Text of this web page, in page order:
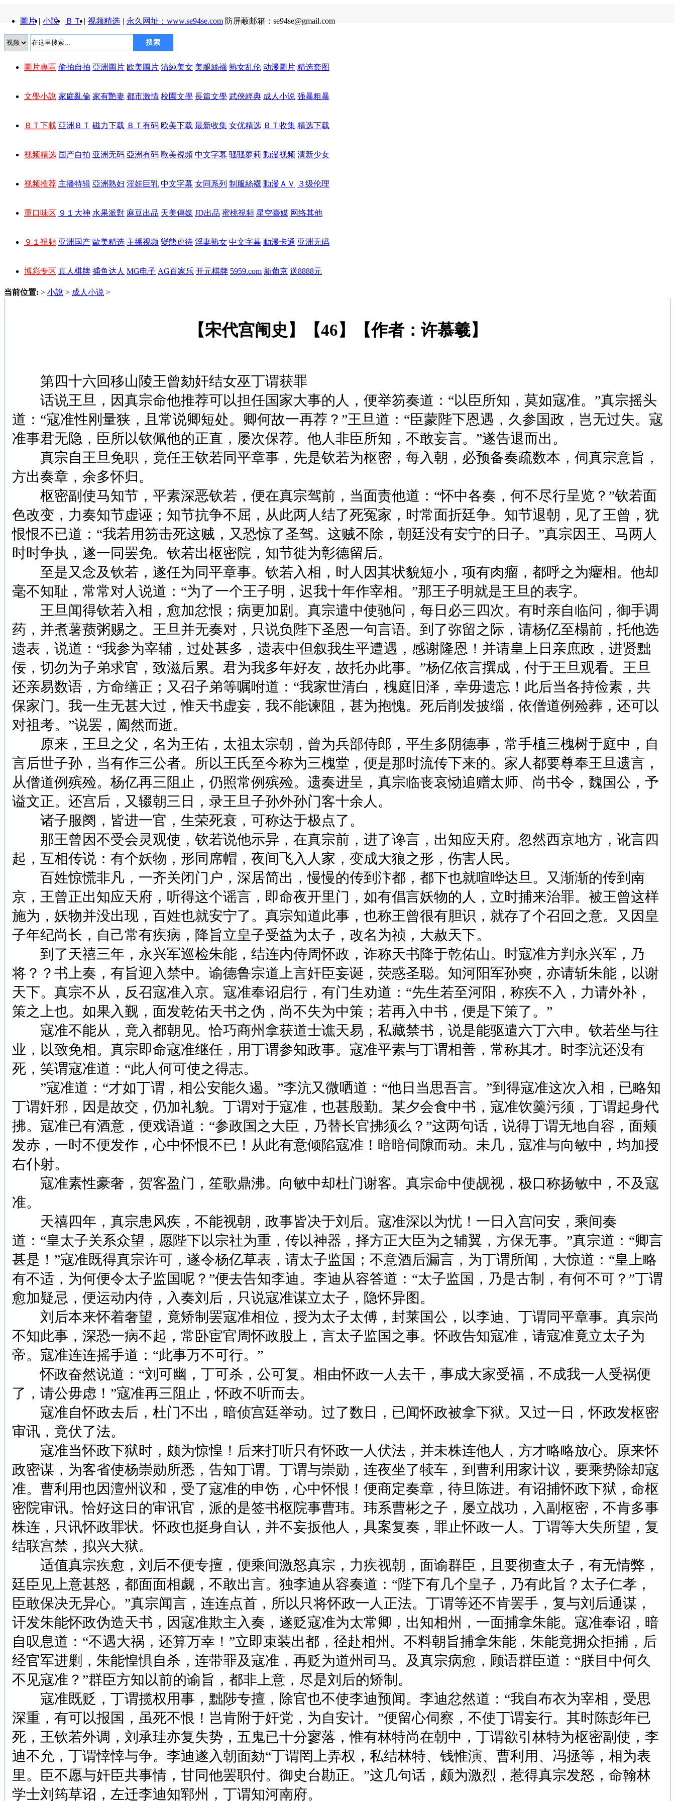
圖片 | 小說 | ＢＴ | 视频精选 | 永久网址：www.se94se.com 防屏蔽邮箱：se94se@gmail.com
搜索
圖片專區 偷拍自拍 亞洲圖片 欧美圖片 清純美女 美腿絲襪 熟女乱伦 动漫圖片 精选套图
文學小說 家庭亂倫 家有艷妻 都市激情 校園文學 長篇文學 武俠經典 成人小说 强暴粗暴
ＢＴ下載 亞洲ＢＴ 磁力下载 ＢＴ有码 欧美下载 最新收集 女优精选 ＢＴ收集 精选下载
视频精选 国产自拍 亚洲无码 亞洲有码 歐美視頻 中文字幕 骚骚萝莉 動漫视频 清新少女
视频推荐 主播特辑 亞洲熟妇 淫娃巨乳 中文字幕 女同系列 制服絲襪 動漫ＡＶ ３级伦理
重口味区 ９１大神 水果派對 麻豆出品 天美傳媒 JD出品 蜜桃視頻 星空臺媒 网络其他
９１視頻 亚洲国产 歐美精选 主播视频 變態虐待 淫妻熟女 中文字幕 動漫卡通 亚洲无码
博彩专区 真人棋牌 捕鱼达人 MG电子 AG百家乐 开元棋牌 5959.com 新葡京 送8888元
当前位置: > 小說 > 成人小说 >
【宋代宫闱史】【46】【作者：许慕羲】
第四十六回移山陵王曾劾奸结女巫丁谓获罪
话说王旦，因真宗命他推荐可以担任国家大事的人，便举笏奏道：“以臣所知，莫如寇准。”真宗摇头
道：“寇准性刚量狭，且常说卿短处。卿何故一再荐？”王旦道：“臣蒙陛下恩遇，久参国政，岂无过失。寇
准事君无隐，臣所以钦佩他的正直，屡次保荐。他人非臣所知，不敢妄言。”遂告退而出。
真宗自王旦免职，竟任王钦若同平章事，先是钦若为枢密，每入朝，必预备奏疏数本，伺真宗意旨，
方出奏章，余多怀归。
枢密副使马知节，平素深恶钦若，便在真宗驾前，当面责他道：“怀中各奏，何不尽行呈览？”钦若面
色改变，力奏知节虚诬；知节抗争不屈，从此两人结了死冤家，时常面折廷争。知节退朝，见了王曾，犹
恨恨不已道：“我若用笏击死这贼，又恐惊了圣驾。这贼不除，朝廷没有安宁的日子。”真宗因王、马两人
时时争执，遂一同罢免。钦若出枢密院，知节徙为彰德留后。
至是又念及钦若，遂任为同平章事。钦若入相，时人因其状貌短小，项有肉瘤，都呼之为癯相。他却
毫不知耻，常常对人说道：“为了一个王子明，迟我十年作宰相。”那王子明就是王旦的表字。
王旦闻得钦若入相，愈加忿恨；病更加剧。真宗遣中使驰问，每日必三四次。有时亲自临问，御手调
药，并煮薯蓣粥赐之。王旦并无奏对，只说负陛下圣恩一句言语。到了弥留之际，请杨亿至榻前，托他选
遗表，说道：“我参为宰辅，过处甚多，遗表中但叙我生平遭遇，感谢隆恩！并请皇上日亲庶政，进贤黜
佞，切勿为子弟求官，致滋后累。君为我多年好友，故托办此事。”杨亿依言撰成，付于王旦观看。王旦
还亲易数语，方命缮正；又召子弟等嘱咐道：“我家世清白，槐庭旧泽，幸毋遗忘！此后当各持俭素，共
保家门。我一生无甚大过，惟天书虚妄，我不能谏阻，甚为抱愧。死后削发披缁，依僧道例殓葬，还可以
对祖考。”说罢，阖然而逝。
原来，王旦之父，名为王佑，太祖太宗朝，曾为兵部侍郎，平生多阴德事，常手植三槐树于庭中，自
言后世子孙，当有作三公者。所以王氏至今称为三槐堂，便是那时流传下来的。家人都要尊奉王旦遗言，
从僧道例殡殓。杨亿再三阻止，仍照常例殡殓。遗奏进呈，真宗临丧哀恸追赠太师、尚书令，魏国公，予
谥文正。还宫后，又辍朝三日，录王旦子孙外孙门客十余人。
诸子服阕，皆进一官，生荣死衰，可称达于极点了。
那王曾因不受会灵观使，钦若说他示异，在真宗前，进了谗言，出知应天府。忽然西京地方，讹言四
起，互相传说：有个妖物，形同席帽，夜间飞入人家，变成大狼之形，伤害人民。
百姓惊慌非凡，一齐关闭门户，深居简出，慢慢的传到汴都，都下也就喧哗达旦。又渐渐的传到南
京，王曾正出知应天府，听得这个谣言，即命夜开里门，如有倡言妖物的人，立时捕来治罪。被王曾这样
施为，妖物并没出现，百姓也就安宁了。真宗知道此事，也称王曾很有胆识，就存了个召回之意。又因皇
子年纪尚长，自己常有疾病，降旨立皇子受益为太子，改名为祯，大赦天下。
到了天禧三年，永兴军巡检朱能，结连内侍周怀政，诈称天书降于乾佑山。时寇准方判永兴军，乃
将？？书上奏，有旨迎入禁中。谕德鲁宗道上言奸臣妄诞，荧惑圣聪。知河阳军孙奭，亦请斩朱能，以谢
天下。真宗不从，反召寇准入京。寇准奉诏启行，有门生劝道：“先生若至河阳，称疾不入，力请外补，
策之上也。如果入觐，面发乾佑天书之伪，尚不失为中策；若再入中书，便是下策了。”
寇准不能从，竟入都朝见。恰巧商州拿获道士谯天易，私藏禁书，说是能驱遣六丁六申。钦若坐与往
业，以致免相。真宗即命寇准继任，用丁谓参知政事。寇准平素与丁谓相善，常称其才。时李沆还没有
死，笑谓寇准道：“此人何可使之得志。
”寇准道：“才如丁谓，相公安能久遏。”李沆又微哂道：“他日当思吾言。”到得寇准这次入相，已略知
丁谓奸邪，因是故交，仍加礼貌。丁谓对于寇准，也甚殷勤。某夕会食中书，寇准饮羹污须，丁谓起身代
拂。寇准已有酒意，便戏语道：“参政国之大臣，乃替长官拂须么？”这两句话，说得丁谓无地自容，面颊
发赤，一时不便发作，心中怀恨不已！从此有意倾陷寇准！暗暗伺隙而动。未几，寇准与向敏中，均加授
右仆射。
寇准素性豪奢，贺客盈门，笙歌鼎沸。向敏中却杜门谢客。真宗命中使觇视，极口称扬敏中，不及寇
准。
天禧四年，真宗患风疾，不能视朝，政事皆决于刘后。寇准深以为忧！一日入宫问安，乘间奏
道：“皇太子关系众望，愿陛下以宗社为重，传以神器，择方正大臣为之辅翼，方保无事。”真宗道：“卿言
甚是！”寇准既得真宗许可，遂令杨亿草表，请太子监国；不意酒后漏言，为丁谓所闻，大惊道：“皇上略
有不适，为何便令太子监国呢？”便去告知李迪。李迪从容答道：“太子监国，乃是古制，有何不可？”丁谓
愈加疑忌，便运动内侍，入奏刘后，只说寇准谋立太子，隐怀异图。
刘后本来怀着奢望，竟矫制罢寇准相位，授为太子太傅，封莱国公，以李迪、丁谓同平章事。真宗尚
不知此事，深恐一病不起，常卧宦官周怀政股上，言太子监国之事。怀政告知寇准，请寇准竟立太子为
帝。寇准连连摇手道：“此事万不可行。”
怀政奋然说道：“刘可幽，丁可杀，公可复。相由怀政一人去干，事成大家受福，不成我一人受祸便
了，请公毋虑！”寇准再三阻止，怀政不听而去。
寇准自怀政去后，杜门不出，暗侦宫廷举动。过了数日，已闻怀政被拿下狱。又过一日，怀政发枢密
审讯，竟伏了法。
寇准当怀政下狱时，颇为惊惶！后来打听只有怀政一人伏法，并未株连他人，方才略略放心。原来怀
政密谋，为客省使杨崇勋所悉，告知丁谓。丁谓与崇勋，连夜坐了犊车，到曹利用家计议，要乘势除却寇
准。曹利用也因澶州议和，受了寇准的申饬，心中怀恨！便商定奏章，待旦陈进。有诏捕怀政下狱，命枢
密院审讯。恰好这日的审讯官，派的是签书枢院事曹玮。玮系曹彬之子，屡立战功，入副枢密，不肯多事
株连，只讯怀政罪状。怀政也挺身自认，并不妄扳他人，具案复奏，罪止怀政一人。丁谓等大失所望，复
结联宫禁，拟兴大狱。
适值真宗疾愈，刘后不便专擅，便乘间激怒真宗，力疾视朝，面谕群臣，且要彻查太子，有无情弊，
廷臣见上意甚怒，都面面相觑，不敢出言。独李迪从容奏道：“陛下有几个皇子，乃有此旨？太子仁孝，
臣敢保决无异心。”真宗闻言，连连点首，所以只将怀政一人正法。丁谓等还不肯罢手，复与刘后通谋，
讦发朱能怀政伪造天书，因寇准欺主入奏，遂贬寇准为太常卿，出知相州，一面捕拿朱能。寇准奉诏，暗
自叹息道：“不遇大祸，还算万幸！”立即束装出都，径赴相州。不料朝旨捕拿朱能，朱能竟拥众拒捕，后
经官军进剿，朱能惶惧自杀，连带罪及寇准，再贬为道州司马。及真宗病愈，顾语群臣道：“朕目中何久
不见寇准？”群臣方知以前的谕旨，都非上意，尽是刘后的矫制。
寇准既贬，丁谓揽权用事，黜陟专擅，除官也不使李迪预闻。李迪忿然道：“我自布衣为宰相，受思
深重，有可以报国，虽死不恨！岂肯附于奸党，为自安计。”便留心伺察，不使丁谓妄行。其时陈彭年已
死，王钦若外调，刘承珪亦复失势，五鬼已十分寥落，惟有林特尚在朝中，丁谓欲引林特为枢密副使，李
迪不允，丁谓悻悻与争。李迪遂入朝面劾“丁谓罔上弄权，私结林特、钱惟演、曹利用、冯拯等，相为表
里。臣不愿与奸臣共事情，甘同他罢职付。御史台勘正。”这几句话，颇为激烈，惹得真宗发怒，命翰林
学士刘筠草诏，左迁李迪知郓州，丁谓知河南府。